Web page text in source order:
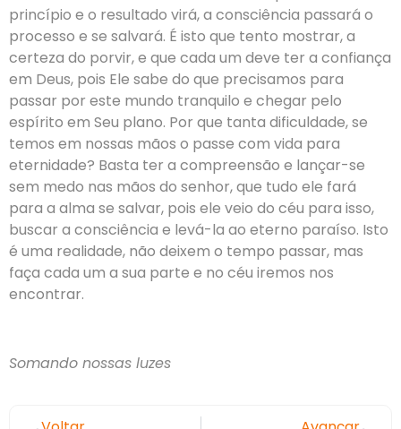
princípio e o resultado virá, a consciência passará o
processo e se salvará. É isto que tento mostrar, a
certeza do porvir, e que cada um deve ter a confiança
em Deus, pois Ele sabe do que precisamos para
passar por este mundo tranquilo e chegar pelo
espírito em Seu plano. Por que tanta dificuldade, se
temos em nossas mãos o passe com vida para
eternidade? Basta ter a compreensão e lançar-se
sem medo nas mãos do senhor, que tudo ele fará
para a alma se salvar, pois ele veio do céu para isso,
buscar a consciência e levá-la ao eterno paraíso. Isto
é uma realidade, não deixem o tempo passar, mas
faça cada um a sua parte e no céu iremos nos
encontrar.
Somando nossas luzes